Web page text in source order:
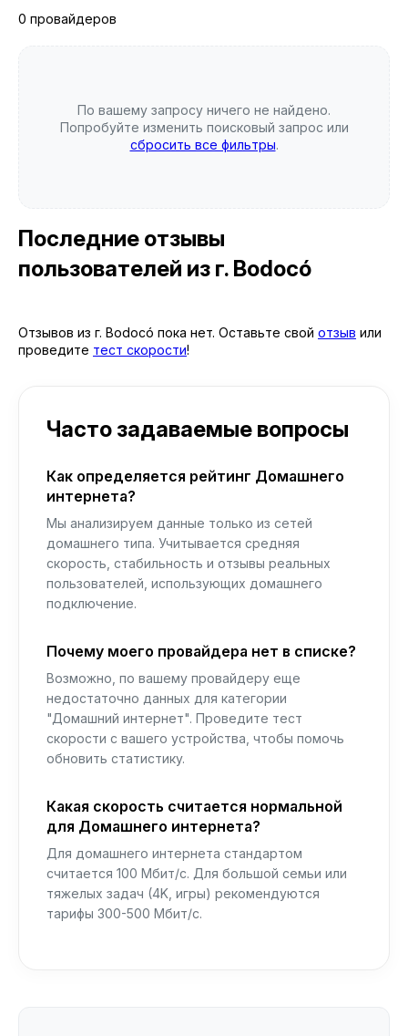
0 провайдеров
По вашему запросу ничего не найдено.
Попробуйте изменить поисковый запрос или
сбросить все фильтры.
Последние отзывы
пользователей из г. Bodocó
Отзывов из г. Bodocó пока нет. Оставьте свой отзыв или
проведите тест скорости!
Часто задаваемые вопросы
Как определяется рейтинг Домашнего
интернета?
Мы анализируем данные только из сетей
домашнего типа. Учитывается средняя
скорость, стабильность и отзывы реальных
пользователей, использующих домашнего
подключение.
Почему моего провайдера нет в списке?
Возможно, по вашему провайдеру еще
недостаточно данных для категории
"Домашний интернет". Проведите тест
скорости с вашего устройства, чтобы помочь
обновить статистику.
Какая скорость считается нормальной
для Домашнего интернета?
Для домашнего интернета стандартом
считается 100 Мбит/с. Для большой семьи или
тяжелых задач (4K, игры) рекомендуются
тарифы 300-500 Мбит/с.